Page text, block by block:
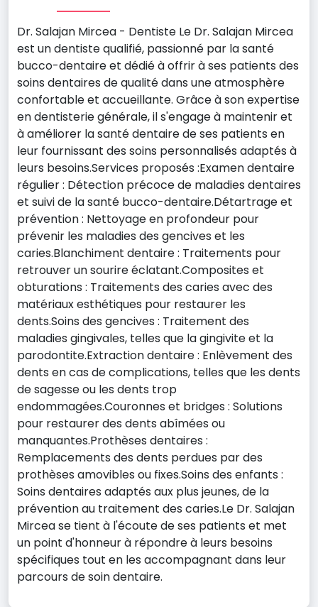
Dr. Salajan Mircea - Dentiste Le Dr. Salajan Mircea
est un dentiste qualifié, passionné par la santé
bucco-dentaire et dédié à offrir à ses patients des
soins dentaires de qualité dans une atmosphère
confortable et accueillante. Grâce à son expertise
en dentisterie générale, il s'engage à maintenir et
à améliorer la santé dentaire de ses patients en
leur fournissant des soins personnalisés adaptés à
leurs besoins.Services proposés :Examen dentaire
régulier : Détection précoce de maladies dentaires
et suivi de la santé bucco-dentaire.Détartrage et
prévention : Nettoyage en profondeur pour
prévenir les maladies des gencives et les
caries.Blanchiment dentaire : Traitements pour
retrouver un sourire éclatant.Composites et
obturations : Traitements des caries avec des
matériaux esthétiques pour restaurer les
dents.Soins des gencives : Traitement des
maladies gingivales, telles que la gingivite et la
parodontite.Extraction dentaire : Enlèvement des
dents en cas de complications, telles que les dents
de sagesse ou les dents trop
endommagées.Couronnes et bridges : Solutions
pour restaurer des dents abîmées ou
manquantes.Prothèses dentaires :
Remplacements des dents perdues par des
prothèses amovibles ou fixes.Soins des enfants :
Soins dentaires adaptés aux plus jeunes, de la
prévention au traitement des caries.Le Dr. Salajan
Mircea se tient à l'écoute de ses patients et met
un point d'honneur à répondre à leurs besoins
spécifiques tout en les accompagnant dans leur
parcours de soin dentaire.